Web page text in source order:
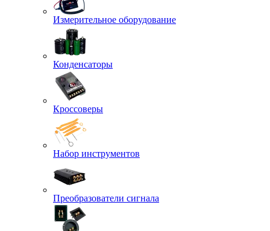
Измерительное оборудование
Конденсаторы
Кроссоверы
Набор инструментов
Преобразователи сигнала